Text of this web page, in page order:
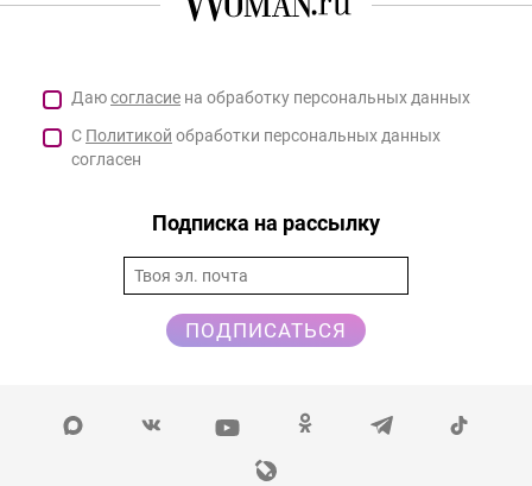
Даюсогласие на обработку персональных данных
С Политикой обработки персональных данных
согласен
Подписка на рассылку
ПОДПИСАТЬСЯ